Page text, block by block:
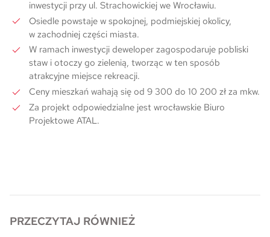
inwestycji przy ul. Strachowickiej we Wrocławiu.
Osiedle powstaje w spokojnej, podmiejskiej okolicy,
w zachodniej części miasta.
W ramach inwestycji deweloper zagospodaruje pobliski
staw i otoczy go zielenią, tworząc w ten sposób
atrakcyjne miejsce rekreacji.
Ceny mieszkań wahają się od 9 300 do 10 200 zł za mkw.
Za projekt odpowiedzialne jest wrocławskie Biuro
Projektowe ATAL.
PRZECZYTAJ RÓWNIEŻ